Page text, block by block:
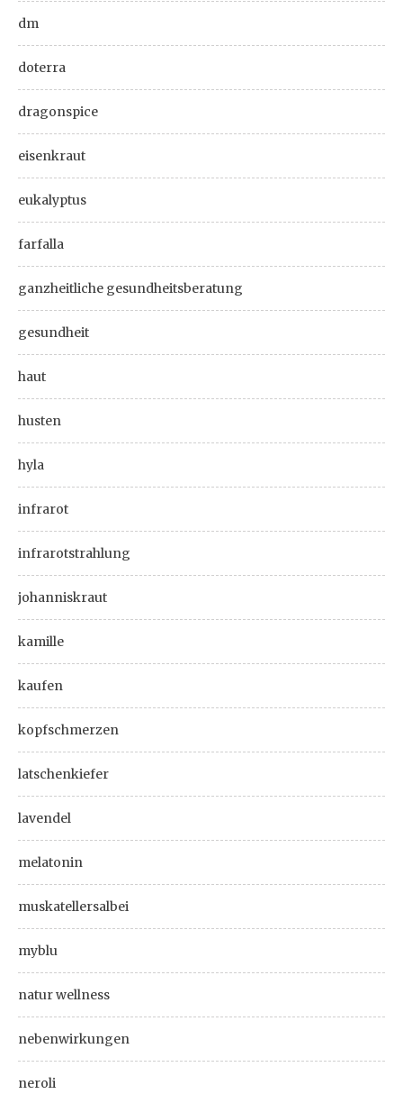
dm
doterra
dragonspice
eisenkraut
eukalyptus
farfalla
ganzheitliche gesundheitsberatung
gesundheit
haut
husten
hyla
infrarot
infrarotstrahlung
johanniskraut
kamille
kaufen
kopfschmerzen
latschenkiefer
lavendel
melatonin
muskatellersalbei
myblu
natur wellness
nebenwirkungen
neroli